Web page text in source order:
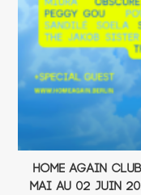
Home Again
mai au 02 juin